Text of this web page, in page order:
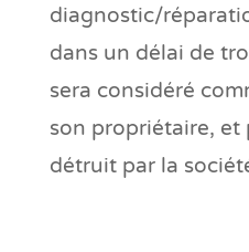
diagnostic/
dans un délai de
sera considéré
son propriétaire, et
détruit par la